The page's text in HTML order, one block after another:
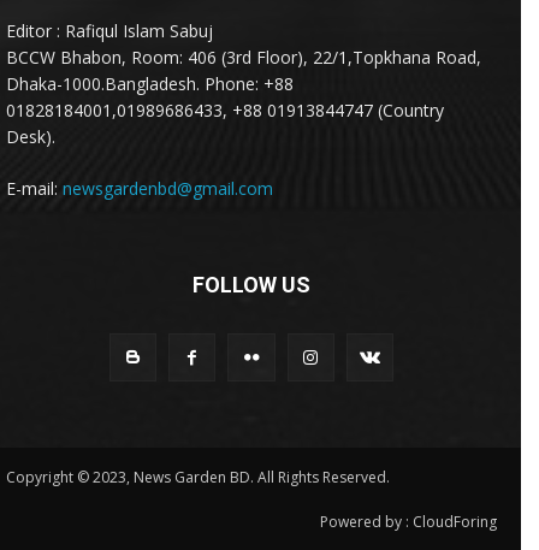
Editor : Rafiqul Islam Sabuj
BCCW Bhabon, Room: 406 (3rd Floor), 22/1,Topkhana Road,
Dhaka-1000.Bangladesh. Phone: +88
01828184001,01989686433, +88 01913844747 (Country
Desk).
E-mail: newsgardenbd@gmail.com
FOLLOW US
Copyright © 2023, News Garden BD. All Rights Reserved.
Powered by : CloudForing